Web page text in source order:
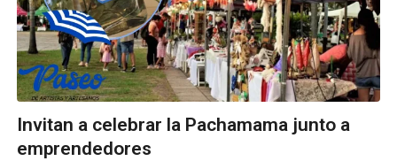
Invitan a celebrar la Pachamama junto a
emprendedores